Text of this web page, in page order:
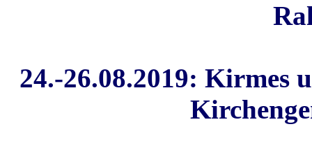
24.-26.08.2019: Kirmes